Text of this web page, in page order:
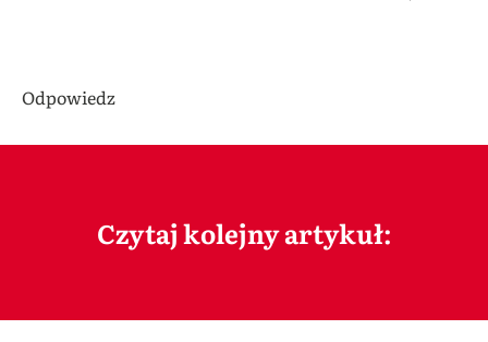
Odpowiedz
Czytaj kolejny artykuł: